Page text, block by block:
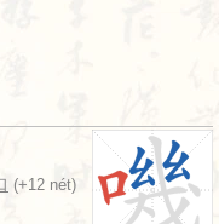
(+12 nét)